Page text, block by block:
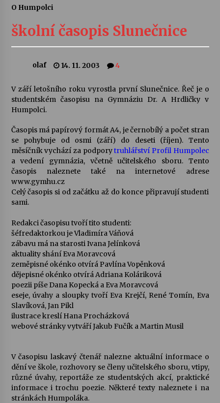
Sukuba Ensemble
4. 8. 2026
Vernisáž výstavy Josefíny Duškové: Stávám se
kapkou
Pozvánka na integrační festival Quijotova
šedesátka: 28. 7.–1. 8. 2026
28. 7. 2026
Letní koncerty ve Stromovce: Kolchoz a
Votavžatský ploty
23. 7. 2026
Letní koncerty ve Stromovce: Rufus Miller
22. 7. 2026
Vysočinka
Ozvěny prázdnin
14. 7. 2026
O Humpolci
školní časopis Slunečnice
olaf 14. 11. 2003 4
V září letošního roku vyrostla první Slunečnice. Řeč je o
studentském časopisu na Gymnáziu Dr. A Hrdličky v
Humpolci.
Časopis má papírový formát A4, je černobílý a počet stran
se pohybuje od osmi (září) do deseti (říjen). Tento
měsíčník vychází za podporytruhlářství Profil Humpolec
a vedení gymnázia, včetně učitelského sboru. Tento
časopis naleznete také na internetové adrese
www.gymhu.cz
Celý časopis si od začátku až do konce připravují studenti
sami.
Redakci časopisu tvoří tito studenti:
šéfredaktorkou je Vladimíra Váňová
zábavu má na starosti Ivana Jelínková
aktuality shání Eva Moravcová
zeměpisné okénko otvírá Pavlína Vopěnková
dějepisné okénko otvírá Adriana Koláriková
poezii píše Dana Kopecká a Eva Moravcová
eseje, úvahy a sloupky tvoří Eva Krejčí, René Tomín, Eva
Slavíková, Jan Pikl
ilustrace kreslí Hana Procházková
webové stránky vytváří Jakub Fučík a Martin Musil
V časopisu laskavý čtenář nalezne aktuální informace o
dění ve škole, rozhovory se členy učitelského sboru, vtipy,
různé úvahy, reportáže ze studentských akcí, praktické
informace i trochu poezie. Některé texty naleznete i na
stránkách Humpoláka.